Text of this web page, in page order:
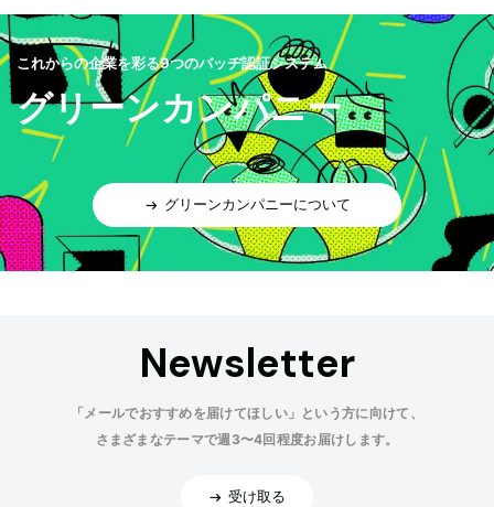
これからの企業を彩る9つのバッヂ認証システム
グリーンカンパニー
グリーンカンパニーについて
Newsletter
「メールでおすすめを届けてほしい」という方に向けて、
さまざまなテーマで週3〜4回程度お届けします。
受け取る